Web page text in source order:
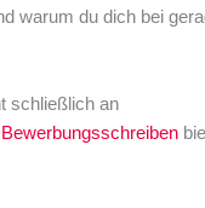
warum du dich bei
schließlich an